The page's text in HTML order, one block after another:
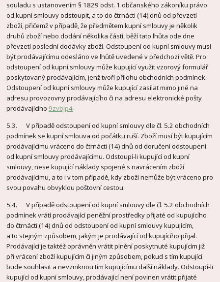
souladu s ustanovením § 1829 odst. 1 občanského zákoníku právo
od kupní smlouvy odstoupit, a to do čtrnácti (14) dnů od převzetí
zboží, přičemž v případě, že předmětem kupní smlouvy je několik
druhů zboží nebo dodání několika částí, běží tato lhůta ode dne
převzetí poslední dodávky zboží. Odstoupení od kupní smlouvy musí
být prodávajícímu odesláno ve lhůtě uvedené v předchozí větě. Pro
odstoupení od kupní smlouvy může kupující využit vzorový formulář
poskytovaný prodávajícím, jenž tvoří přílohu obchodních podmínek.
Odstoupení od kupní smlouvy může kupující zasílat mimo jiné na
adresu provozovny prodávajícího či na adresu elektronické pošty
prodávajícího 9zvbjp4
5.3. V případě odstoupení od kupní smlouvy dle čl. 5.2 obchodních
podmínek se kupní smlouva od počátku ruší. Zboží musí být kupujícím
prodávajícímu vráceno do čtrnácti (14) dnů od doručení odstoupení
od kupní smlouvy prodávajícímu. Odstoupí-li kupující od kupní
smlouvy, nese kupující náklady spojené s navrácením zboží
prodávajícímu, a to i v tom případě, kdy zboží nemůže být vráceno pro
svou povahu obvyklou poštovní cestou.
5.4. V případě odstoupení od kupní smlouvy dle čl. 5.2 obchodních
podmínek vrátí prodávající peněžní prostředky přijaté od kupujícího
do čtrnácti (14) dnů od odstoupení od kupní smlouvy kupujícím,
a to stejným způsobem, jakým je prodávající od kupujícího přijal.
Prodávající je taktéž oprávněn vrátit plnění poskytnuté kupujícím již
při vrácení zboží kupujícím či jiným způsobem, pokud s tím kupující
bude souhlasit a nevzniknou tím kupujícímu další náklady. Odstoupí-li
kupující od kupní smlouvy, prodávající není povinen vrátit přijaté